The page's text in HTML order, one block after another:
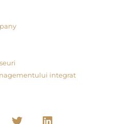
integrat